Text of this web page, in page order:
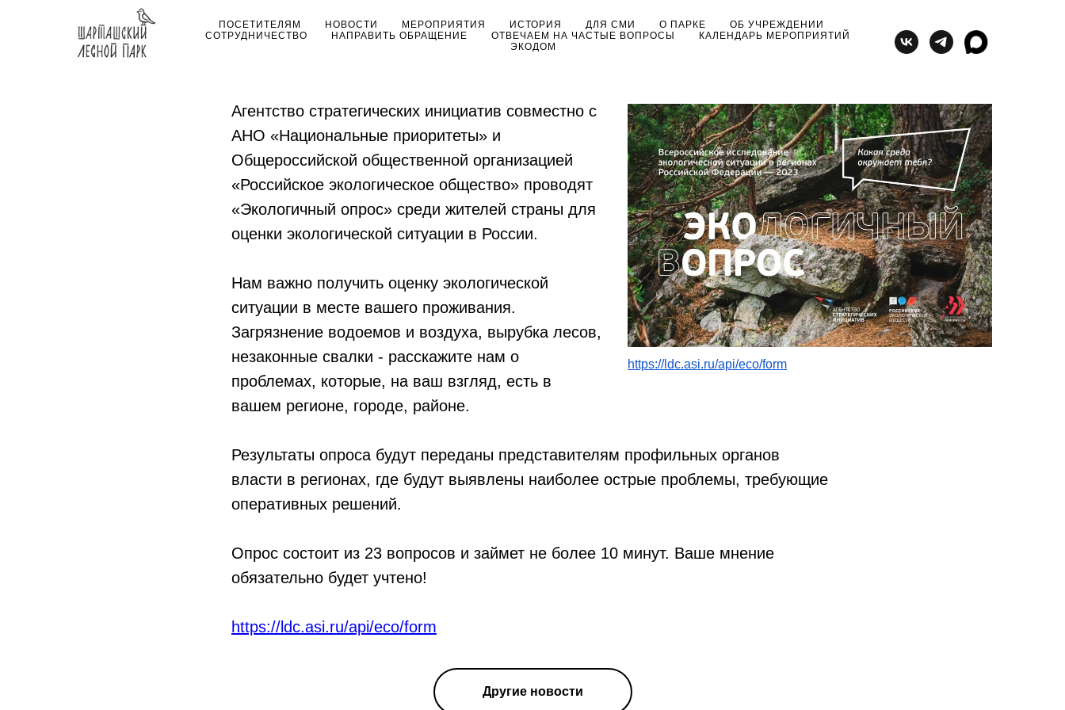
ПОСЕТИТЕЛЯМ НОВОСТИ МЕРОПРИЯТИЯ ИСТОРИЯ ДЛЯ СМИ О ПАРКЕ
ОБ УЧРЕЖДЕНИИ
СОТРУДНИЧЕСТВО
НАПРАВИТЬ ОБРАЩЕНИЕ ОТВЕЧАЕМ НА ЧАСТЫЕ ВОПРОСЫ
КАЛЕНДАРЬ МЕРОПРИЯТИЙ
ЭКОДОМ
24.11.2023
https://ldc.asi.ru/api/eco/form
Агентство стратегических инициатив совместно с
АНО «Национальные приоритеты» и
Общероссийской общественной организацией
«Российское экологическое общество» проводят
«Экологичный опрос» среди жителей страны для
оценки экологической ситуации в России.
Нам важно получить оценку экологической
ситуации в месте вашего проживания.
Загрязнение водоемов и воздуха, вырубка лесов,
незаконные свалки - расскажите нам о
проблемах, которые, на ваш взгляд, есть в
вашем регионе, городе, районе.
Результаты опроса будут переданы представителям профильных органов
власти в регионах, где будут выявлены наиболее острые проблемы, требующие
оперативных решений.
Опрос состоит из 23 вопросов и займет не более 10 минут. Ваше мнение
обязательно будет учтено!
https://ldc.asi.ru/api/eco/form
Другие новости